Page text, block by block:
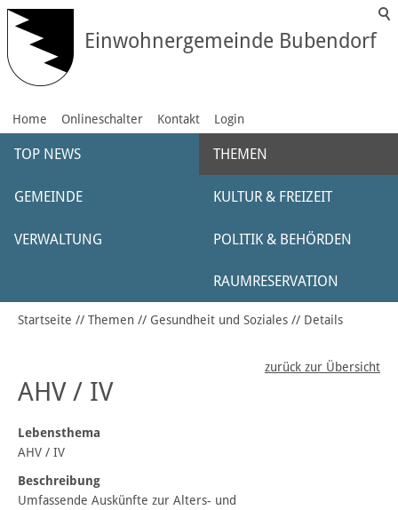
Einwohnergemeinde Bubendorf
Home Onlineschalter Kontakt Login
TOP NEWS THEMEN
GEMEINDE KULTUR & FREIZEIT
VERWALTUNG POLITIK & BEHÖRDEN
RAUMRESERVATION
Startseite Themen Gesundheit und Soziales Details
zurück zur Übersicht
AHV / IV
Lebensthema
AHV / IV
Beschreibung
Umfassende Auskünfte zur Alters- und